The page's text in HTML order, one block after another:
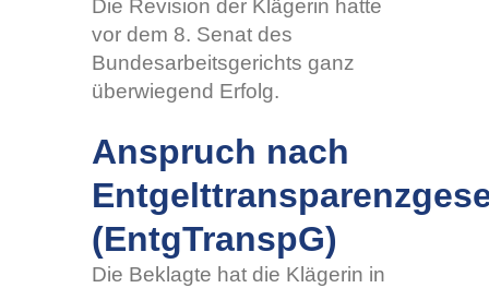
Die Revision der Klägerin hatte
vor dem 8. Senat des
Bundesarbeitsgerichts ganz
überwiegend Erfolg.
Anspruch nach
(EntgTranspG)
Die Beklagte hat die Klägerin in